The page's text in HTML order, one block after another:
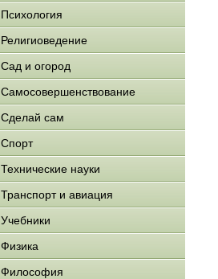
Психология
Религиоведение
Сад и огород
Самосовершенствование
Сделай сам
Спорт
Технические науки
Транспорт и авиация
Учебники
Физика
Философия